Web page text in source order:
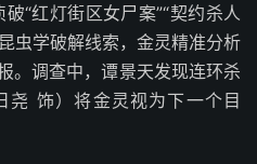
“红灯街区女尸案”“契约杀人
虫学破解线索，金灵精准分析
。调查中，谭景天发现连环杀
尧 饰）将金灵视为下一个目